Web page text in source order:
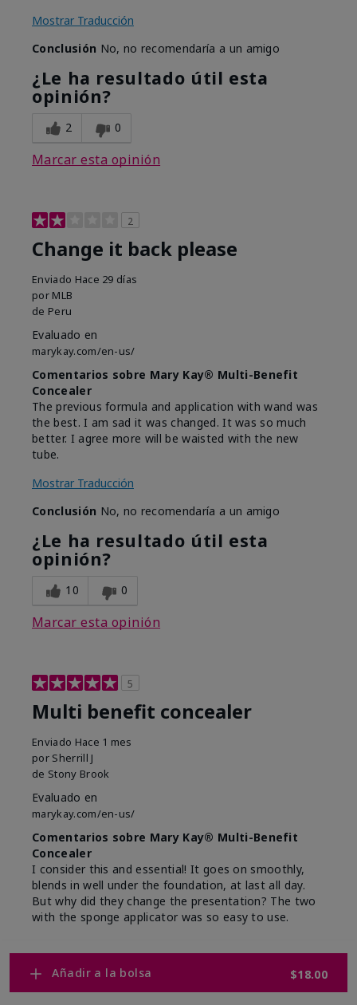
Añadir a la bolsa $18.00
Mostrar Traducción
Conclusión No, no recomendaría a un amigo
¿Le ha resultado útil esta
opinión?
2 0
Marcar esta opinión
2
Change it back please
Enviado Hace 29 días
por MLB
de Peru
Evaluado en
marykay.com/en-us/
Comentarios sobre Mary Kay® Multi-Benefit
Concealer
The previous formula and application with wand was
the best. I am sad it was changed. It was so much
better. I agree more will be waisted with the new
tube.
Mostrar Traducción
Conclusión No, no recomendaría a un amigo
¿Le ha resultado útil esta
opinión?
10 0
Marcar esta opinión
5
Multi benefit concealer
Enviado Hace 1 mes
por Sherrill J
de Stony Brook
Evaluado en
marykay.com/en-us/
Comentarios sobre Mary Kay® Multi-Benefit
Concealer
I consider this and essential! It goes on smoothly,
blends in well under the foundation, at last all day.
But why did they change the presentation? The two
with the sponge applicator was so easy to use.
ConclusiónSí, recomendaría a un amigo